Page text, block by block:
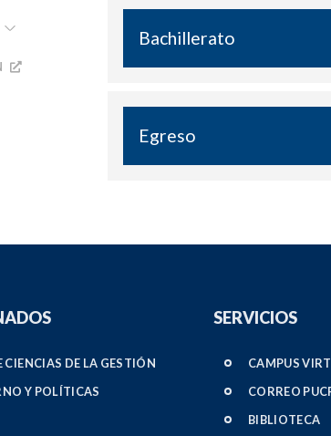
Bachillerato
Egreso
DE LA GESTIÓN
Y POLÍTICAS
SERVICIOS
CAMPUS
CORREO
BIBLIOTECA